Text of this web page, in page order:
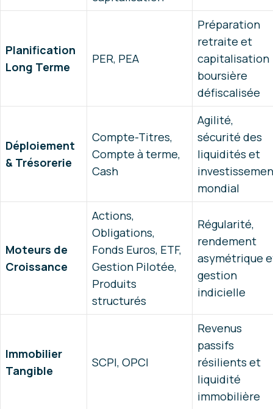
Planification
Long Terme
PER, PEA
Préparation
retraite et
capitalisation
boursière
défiscalisée
Déploiement
& Trésorerie
Compte-Titres,
Compte à terme,
Cash
Agilité,
sécurité des
liquidités et
mondial
Moteurs de
Croissance
Actions,
Obligations,
Fonds Euros, ETF,
Gestion Pilotée,
Produits
structurés
Régularité,
rendement
asymétrique
gestion
indicielle
Immobilier
Tangible
SCPI, OPCI
Revenus
passifs
résilients et
liquidité
immobilière